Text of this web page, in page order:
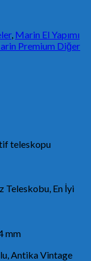
, Marin El Yapımı
Premium Diğer
teleskopu
Teleskobu, En İyi
mm
Antika Vintage